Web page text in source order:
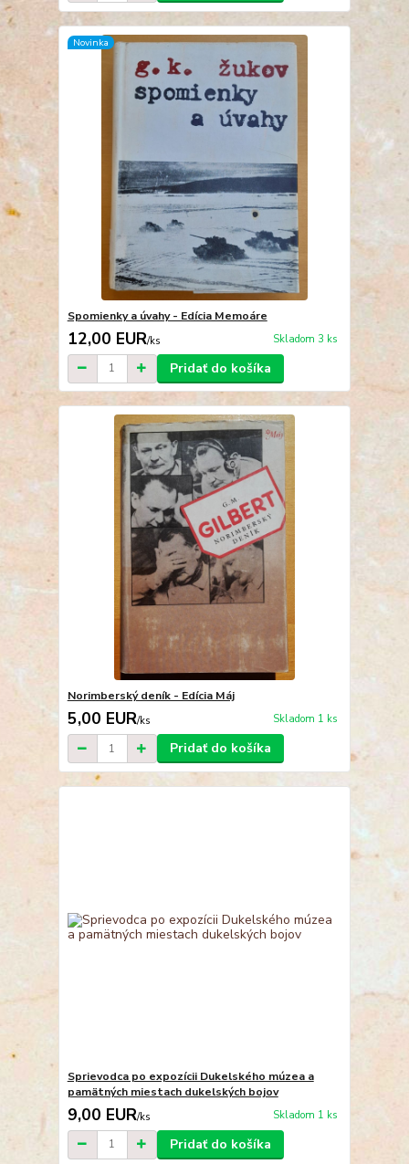
Novinka
Spomienky a úvahy - Edícia Memoáre
12,00 EUR/ks Skladom 3 ks
Pridať do košíka
Norimberský deník - Edícia Máj
5,00 EUR/ks Skladom 1 ks
Pridať do košíka
Sprievodca po expozícii Dukelského múzea a
pamätných miestach dukelských bojov
9,00 EUR/ks Skladom 1 ks
Pridať do košíka